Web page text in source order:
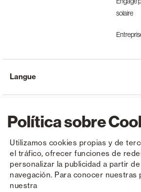
Política sobre
Utilizamos cookies propias y de
el tráfico, ofrecer funciones de
personalizar la publicidad a partir
navegación. Para conocer nuestras
nuestra
solaire
Copyright © Saxun 2023 - 2026 Politique de
Langue